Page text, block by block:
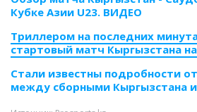
Кубке Азии U23. ВИДЕО
Триллером на последних
стартовый матч Кыргызстана
Стали известны подробности
между сборными Кыргызстана